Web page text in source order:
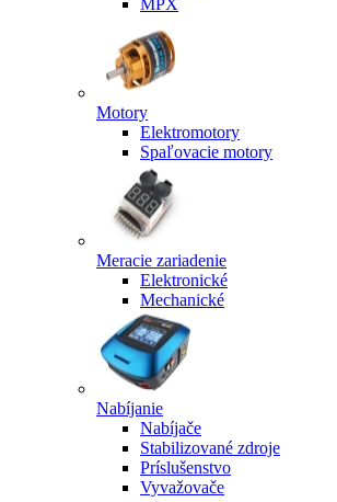
MPX
Motory
Elektromotory
Spaľovacie motory
Meracie zariadenie
Elektronické
Mechanické
Nabíjanie
Nabíjače
Stabilizované zdroje
Príslušenstvo
Vyvažovače